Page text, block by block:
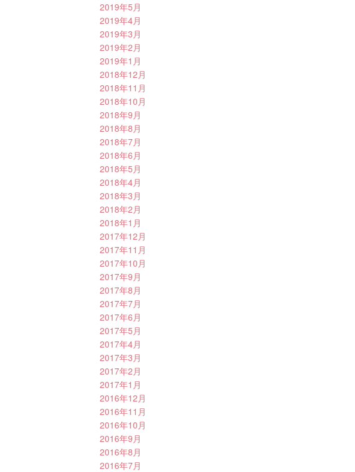
2019年5月
2019年4月
2019年3月
2019年2月
2019年1月
2018年12月
2018年11月
2018年10月
2018年9月
2018年8月
2018年7月
2018年6月
2018年5月
2018年4月
2018年3月
2018年2月
2018年1月
2017年12月
2017年11月
2017年10月
2017年9月
2017年8月
2017年7月
2017年6月
2017年5月
2017年4月
2017年3月
2017年2月
2017年1月
2016年12月
2016年11月
2016年10月
2016年9月
2016年8月
2016年7月